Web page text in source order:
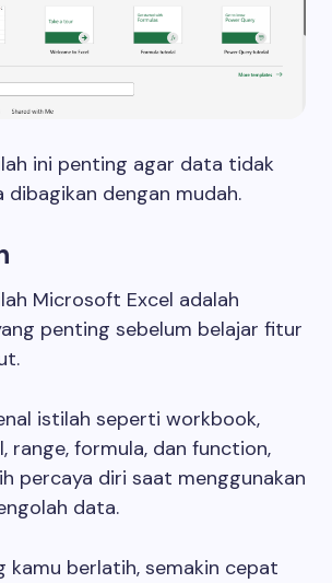
ini penting agar data tidak
dibagikan dengan mudah.
Microsoft Excel adalah
penting sebelum belajar fitur
istilah seperti workbook,
range, formula, dan function,
percaya diri saat menggunakan
data.
kamu berlatih, semakin cepat